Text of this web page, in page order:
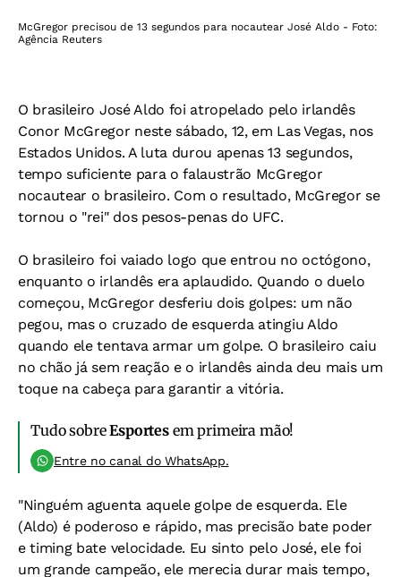
McGregor precisou de 13 segundos para nocautear José Aldo - Foto:
Agência Reuters
O brasileiro José Aldo foi atropelado pelo irlandês
Conor McGregor neste sábado, 12, em Las Vegas, nos
Estados Unidos. A luta durou apenas 13 segundos,
tempo suficiente para o falaustrão McGregor
nocautear o brasileiro. Com o resultado, McGregor se
tornou o "rei" dos pesos-penas do UFC.
O brasileiro foi vaiado logo que entrou no octógono,
enquanto o irlandês era aplaudido. Quando o duelo
começou, McGregor desferiu dois golpes: um não
pegou, mas o cruzado de esquerda atingiu Aldo
quando ele tentava armar um golpe. O brasileiro caiu
no chão já sem reação e o irlandês ainda deu mais um
toque na cabeça para garantir a vitória.
Tudo sobreEsportesem primeira mão!
Entre no canal do WhatsApp.
"Ninguém aguenta aquele golpe de esquerda. Ele
(Aldo) é poderoso e rápido, mas precisão bate poder
e timing bate velocidade. Eu sinto pelo José, ele foi
um grande campeão, ele merecia durar mais tempo,